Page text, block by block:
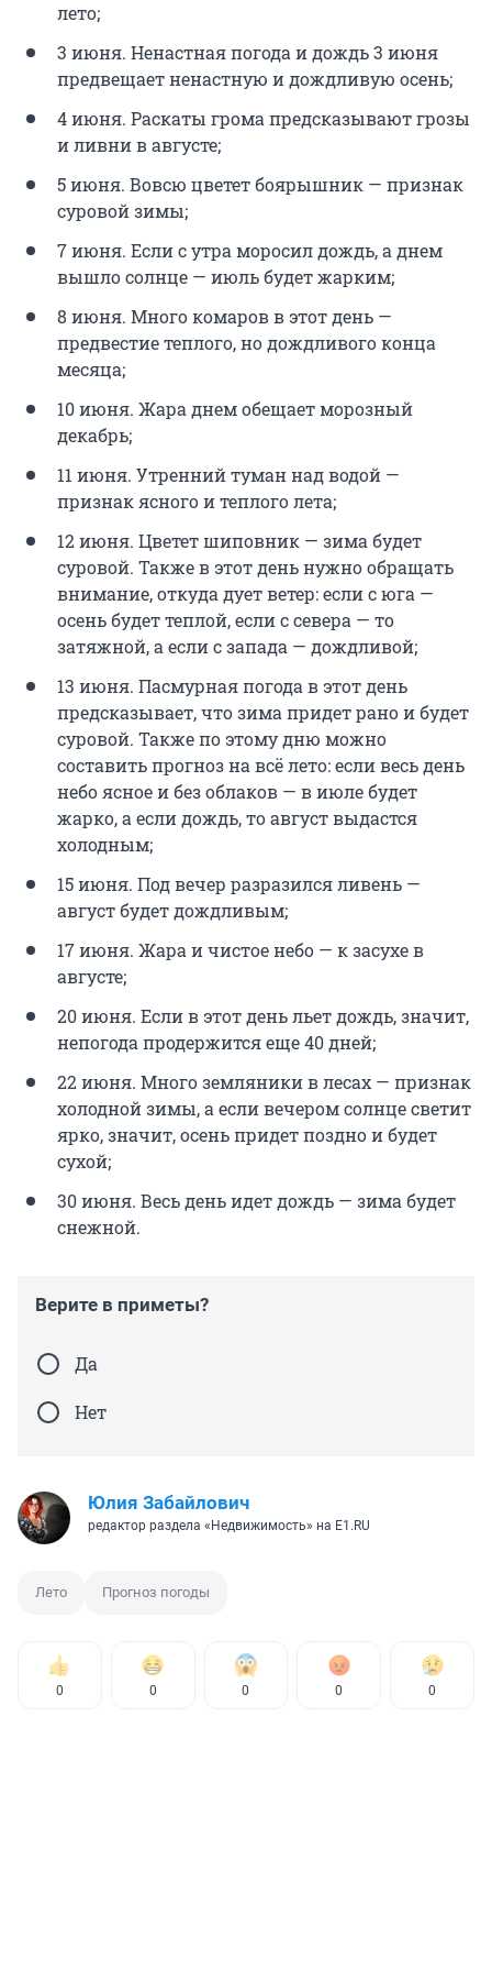
лето;
3 июня. Ненастная погода и дождь 3 июня
предвещает ненастную и дождливую осень;
4 июня. Раскаты грома предсказывают грозы
и ливни в августе;
5 июня. Вовсю цветет боярышник — признак
суровой зимы;
7 июня. Если с утра моросил дождь, а днем
вышло солнце — июль будет жарким;
8 июня. Много комаров в этот день —
предвестие теплого, но дождливого конца
месяца;
10 июня. Жара днем обещает морозный
декабрь;
11 июня. Утренний туман над водой —
признак ясного и теплого лета;
12 июня. Цветет шиповник — зима будет
суровой. Также в этот день нужно обращать
внимание, откуда дует ветер: если с юга —
осень будет теплой, если с севера — то
затяжной, а если с запада — дождливой;
13 июня. Пасмурная погода в этот день
предсказывает, что зима придет рано и будет
суровой. Также по этому дню можно
составить прогноз на всё лето: если весь день
небо ясное и без облаков — в июле будет
жарко, а если дождь, то август выдастся
холодным;
15 июня. Под вечер разразился ливень —
август будет дождливым;
17 июня. Жара и чистое небо — к засухе в
августе;
20 июня. Если в этот день льет дождь, значит,
непогода продержится еще 40 дней;
22 июня. Много земляники в лесах — признак
холодной зимы, а если вечером солнце светит
ярко, значит, осень придет поздно и будет
сухой;
30 июня. Весь день идет дождь — зима будет
снежной.
Верите в приметы?
Да
Нет
Юлия Забайлович
редактор раздела «Недвижимость» на E1.RU
Лето Прогноз погоды
0 0 0 0 0